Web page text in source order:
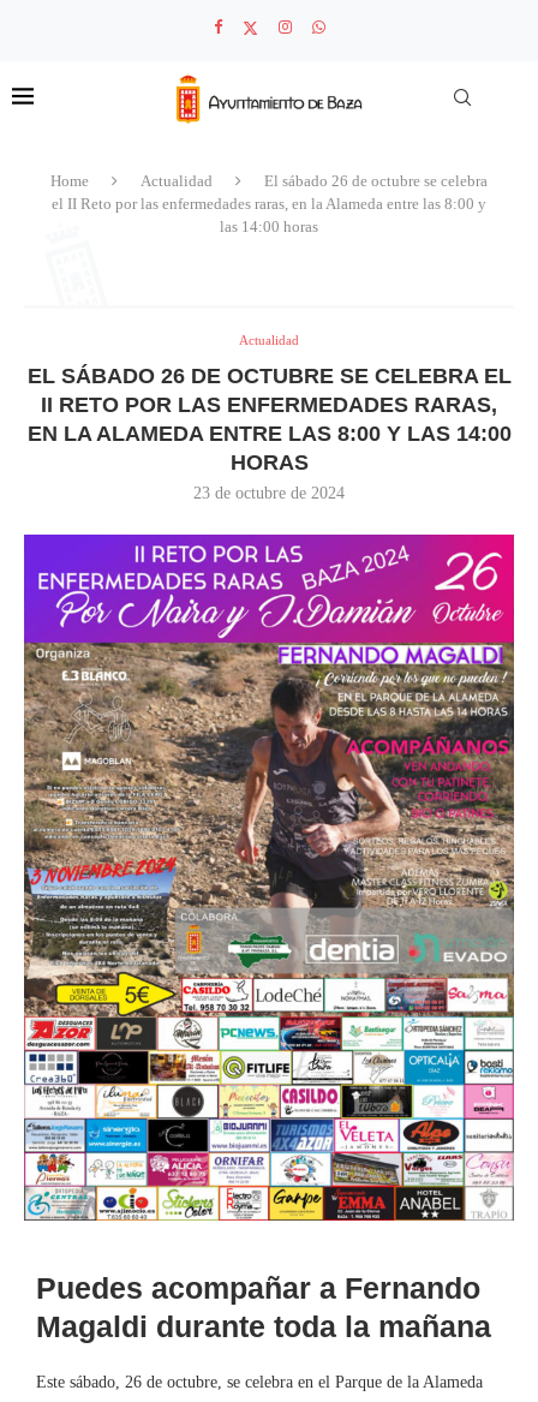
Home Actualidad
El sábado 26 de octubre se celebra
el II Reto por las enfermedades raras, en la Alameda entre las 8:00 y
las 14:00 horas
Actualidad
EL SÁBADO 26 DE OCTUBRE SE CELEBRA EL
II RETO POR LAS ENFERMEDADES RARAS,
EN LA ALAMEDA ENTRE LAS 8:00 Y LAS 14:00
HORAS
23 de octubre de 2024
Puedes acompañar a Fernando
Magaldi durante toda la mañana
Este sábado, 26 de octubre, se celebra en el Parque de la Alameda